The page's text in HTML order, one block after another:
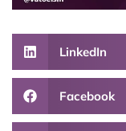
LinkedIn
Facebook